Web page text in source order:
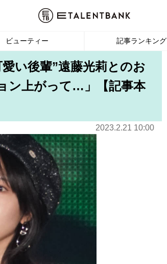
ビューティー 記事ランキング
愛い後輩”遠藤光莉とのお
ン上がって…」【記事本
2023.2.21 10:00